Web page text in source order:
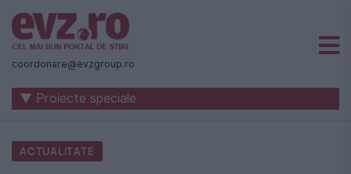
Știri
naționale
internaționale
România
coordonare@evzgroup.ro
▼ Proiecte speciale
ACTUALITATE